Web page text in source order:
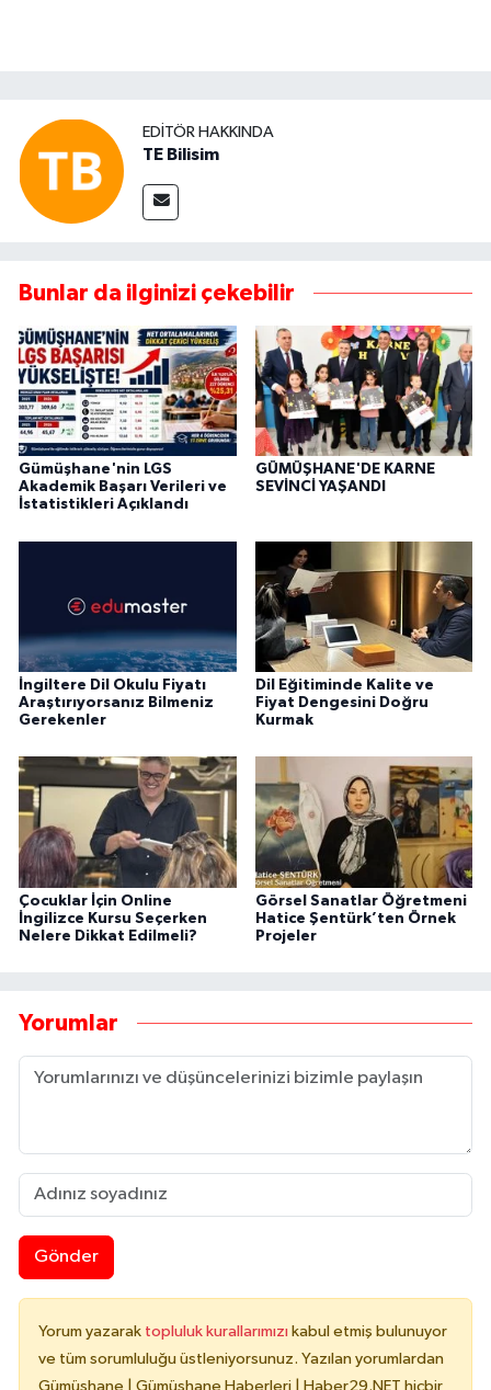
EDITÖR HAKKINDA
TE Bilisim
Bunlar da ilginizi çekebilir
Gümüşhane'nin LGS
Akademik Başarı Verileri ve
İstatistikleri Açıklandı
GÜMÜŞHANE'DE KARNE
SEVİNCİ YAŞANDI
İngiltere Dil Okulu Fiyatı
Araştırıyorsanız Bilmeniz
Gerekenler
Dil Eğitiminde Kalite ve
Fiyat Dengesini Doğru
Kurmak
Çocuklar İçin Online
İngilizce Kursu Seçerken
Nelere Dikkat Edilmeli?
Görsel Sanatlar Öğretmeni
Hatice Şentürk’ten Örnek
Projeler
Yorumlar
Gönder
Yorum yazarak topluluk kurallarımızı kabul etmiş bulunuyor
ve tüm sorumluluğu üstleniyorsunuz. Yazılan yorumlardan
Gümüşhane | Gümüşhane Haberleri | Haber29.NET hiçbir